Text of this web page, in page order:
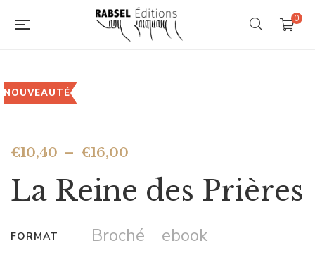
0
NOUVEAUTÉ
€10,40 – €16,00
La Reine des Prières
FORMAT Broché ebook